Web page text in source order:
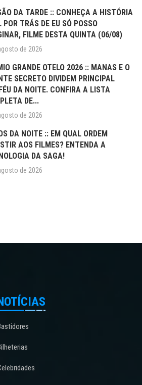
DA TARDE :: CONHEÇA A HISTÓRIA
POR TRÁS DE EU SÓ POSSO
FILME DESTA QUINTA (06/08)
de 2026
GRANDE OTELO 2026 :: MANAS E O
SECRETO DIVIDEM PRINCIPAL
DA NOITE. CONFIRA A LISTA
DE...
de 2026
DA NOITE :: EM QUAL ORDEM
AOS FILMES? ENTENDA A
DA SAGA!
de 2026